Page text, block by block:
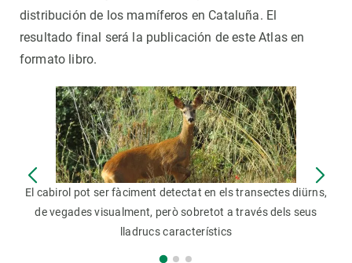
distribución de los mamíferos en Cataluña. El
resultado final será la publicación de este Atlas en
formato libro.
El cabirol pot ser fàciment detectat en els transectes diürns,
de vegades visualment, però sobretot a través dels seus
lladrucs característics